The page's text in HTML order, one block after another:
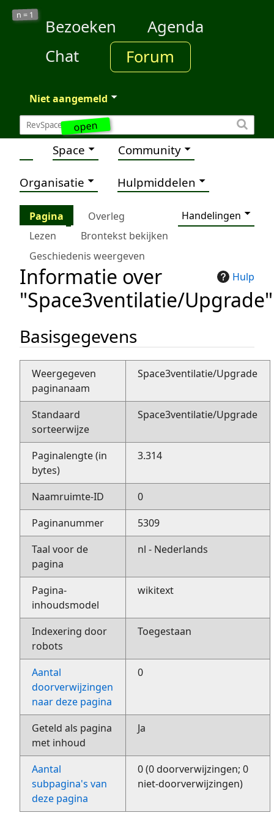
open
n = 1
Bezoeken
Agenda
Chat
Forum
Niet aangemeld
Space Community
Organisatie Hulpmiddelen
Pagina Overleg
Handelingen
Lezen
Brontekst bekijken
Geschiedenis weergeven
Hulp
Informatie over
"Space3ventilatie/Upgrade"
Basisgegevens
Weergegeven
paginanaam
Space3ventilatie/Upgrade
Standaard
sorteerwijze
Space3ventilatie/Upgrade
Paginalengte (in
bytes)
3.314
Naamruimte-ID
0
Paginanummer
5309
Taal voor de
pagina
nl - Nederlands
Pagina-
inhoudsmodel
wikitext
Indexering door
robots
Toegestaan
Aantal
doorverwijzingen
naar deze pagina
0
Geteld als pagina
met inhoud
Ja
Aantal
subpagina's van
deze pagina
0 (0 doorverwijzingen; 0
niet-doorverwijzingen)